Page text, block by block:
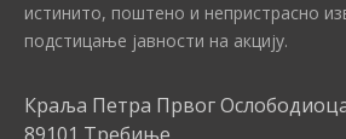
истинито, поштено и непристрасно
подстицање јавности на акцију.
Краља Петра Првог